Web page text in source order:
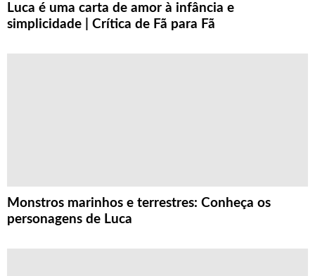
Luca é uma carta de amor à infância e
simplicidade | Crítica de Fã para Fã
Monstros marinhos e terrestres: Conheça os
personagens de Luca